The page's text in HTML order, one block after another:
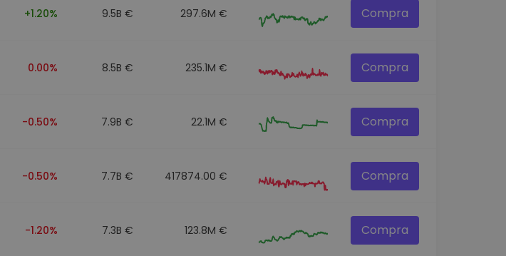
+1.20% 9.5B € 297.6M € Compra
0.00% 8.5B € 235.1M € Compra
-0.50% 7.9B € 22.1M € Compra
-0.50% 7.7B € 417874.00 € Compra
-1.20% 7.3B € 123.8M € Compra